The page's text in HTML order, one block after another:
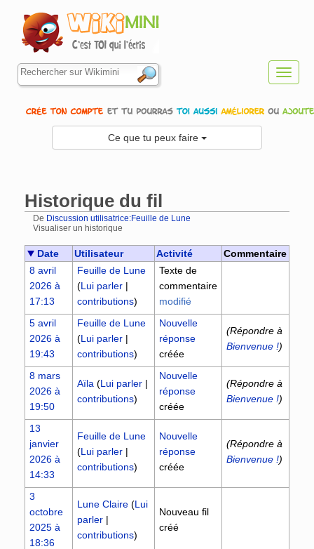
Ce que tu peux faire
Historique du fil
De Discussion utilisatrice:Feuille de Lune
Visualiser un historique
Date
Utilisateur Activité
Commentaire
8 avril
2026 à
17:13
Feuille de Lune
(Lui parler|
contributions)
Texte de
commentaire
modifié
5 avril
2026 à
19:43
Feuille de Lune
(Lui parler|
contributions)
Nouvelle
réponse
créée
(Répondre à
Bienvenue !)
8 mars
2026 à
19:50
Aïla (Lui parler|
contributions)
Nouvelle
réponse
créée
(Répondre à
Bienvenue !)
13
janvier
2026 à
14:33
Feuille de Lune
(Lui parler|
contributions)
Nouvelle
réponse
créée
(Répondre à
Bienvenue !)
3
octobre
2025 à
18:36
Lune Claire (Lui
parler|
contributions)
Nouveau fil
créé